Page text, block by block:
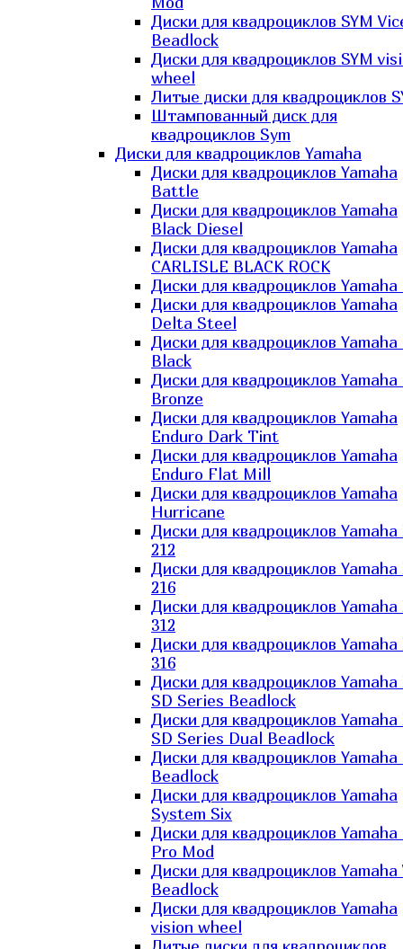
Диски для квадроциклов SYM
Beadlock
Диски для квадроциклов SYM
wheel
Литые диски для квадроциклов
Штампованный диск для
квадроциклов Sym
Диски для квадроциклов Yamaha
Диски для квадроциклов Yamaha
Battle
Диски для квадроциклов Yamaha
Black Diesel
Диски для квадроциклов Yamaha
CARLISLE BLACK ROCK
Диски для квадроциклов Yamaha
Диски для квадроциклов Yamaha
Delta Steel
Диски для квадроциклов
Black
Диски для квадроциклов
Bronze
Диски для квадроциклов Yamaha
Enduro Dark Tint
Диски для квадроциклов Yamaha
Enduro Flat Mill
Диски для квадроциклов Yamaha
Hurricane
Диски для квадроциклов
212
Диски для квадроциклов
216
Диски для квадроциклов
312
Диски для квадроциклов
316
Диски для квадроциклов
SD Series Beadlock
Диски для квадроциклов
SD Series Dual Beadlock
Диски для квадроциклов Yamaha
Beadlock
Диски для квадроциклов Yamaha
System Six
Диски для квадроциклов Yamaha
Pro Mod
Диски для квадроциклов Yamaha
Beadlock
Диски для квадроциклов Yamaha
vision wheel